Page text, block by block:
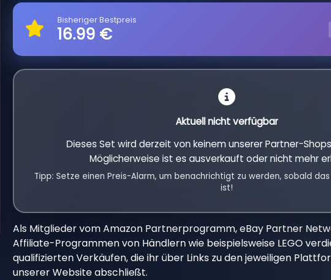
Bisheriger Bestpreis
16.99 €
Aktuell nicht verfügbar
Dieses Set wird derzeit von keinem unserer Partner-
Möglicherweise ist es ausverkauft oder nicht mehr
Tipp: Setze einen Preis-Alarm, um benachrichtigt zu werden, sobald
ist!
Als Mitglieder vom Amazon Partnerprogramm, eBay Partner
Affiliate-Programmen von Händlern wie beispielsweise LEGO
qualifizierten Verkäufen, die ihr über Links zu den jeweiligen
unserer Website abschließt.